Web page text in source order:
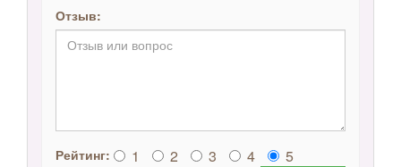
Отзыв:
Рейтинг: 1 2 3 4 5